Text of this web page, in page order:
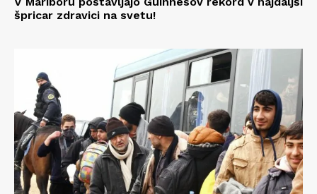
špricar zdravici na svetu!